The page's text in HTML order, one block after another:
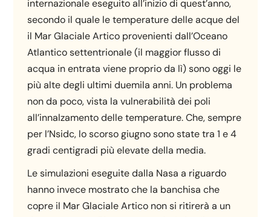
internazionale eseguito all’inizio di quest’anno,
secondo il quale le temperature delle acque del
il Mar Glaciale Artico provenienti dall’Oceano
Atlantico settentrionale (il maggior flusso di
acqua in entrata viene proprio da lì) sono oggi le
più alte degli ultimi duemila anni. Un problema
non da poco, vista la vulnerabilità dei poli
all’innalzamento delle temperature. Che, sempre
per l’Nsidc, lo scorso giugno sono state tra 1 e 4
gradi centigradi più elevate della media.
Le simulazioni eseguite dalla Nasa a riguardo
hanno invece mostrato che la banchisa che
copre il Mar Glaciale Artico non si ritirerà a un